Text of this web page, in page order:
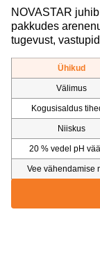
NOVASTAR
pakkudes
tugevust,
Ühikud
Välimus
Kogusisaldus
Niiskus
20 % vedel pH
Vee vähendamise